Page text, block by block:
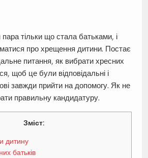
тільки що стала батьками, і
про хрещення дитини. Постає
питання, як вибрати хресних
щоб це були відповідальні і
завжди прийти на допомогу. Як не
правильну кандидатуру.
Зміст:
дитину
батьків